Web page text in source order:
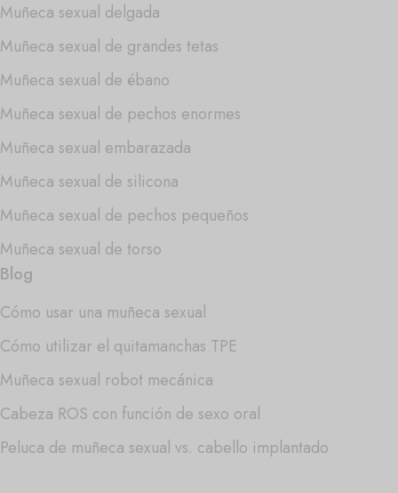
Muñeca sexual delgada
Muñeca sexual de grandes tetas
Muñeca sexual de ébano
Muñeca sexual de pechos enormes
Muñeca sexual embarazada
Muñeca sexual de silicona
Muñeca sexual de pechos pequeños
Muñeca sexual de torso
Blog
Cómo usar una muñeca sexual
Cómo utilizar el quitamanchas TPE
Muñeca sexual robot mecánica
Cabeza ROS con función de sexo oral
Peluca de muñeca sexual vs. cabello implantado